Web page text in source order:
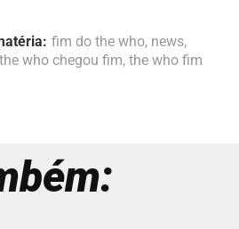
fim do the who, news,
the who chegou fim, the who fim